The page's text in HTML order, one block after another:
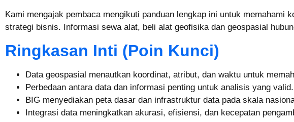
Kami mengajak pembaca mengikuti panduan lengkap ini untuk
strategi bisnis. Informasi sewa alat, beli alat geofisika dan geospasial
Ringkasan Inti (Poin Kunci)
Data geospasial menautkan koordinat, atribut, dan waktu untuk
Perbedaan antara data dan informasi penting untuk analisis yang valid.
BIG menyediakan peta dasar dan infrastruktur data pada skala
Integrasi data meningkatkan akurasi, efisiensi, dan kecepatan